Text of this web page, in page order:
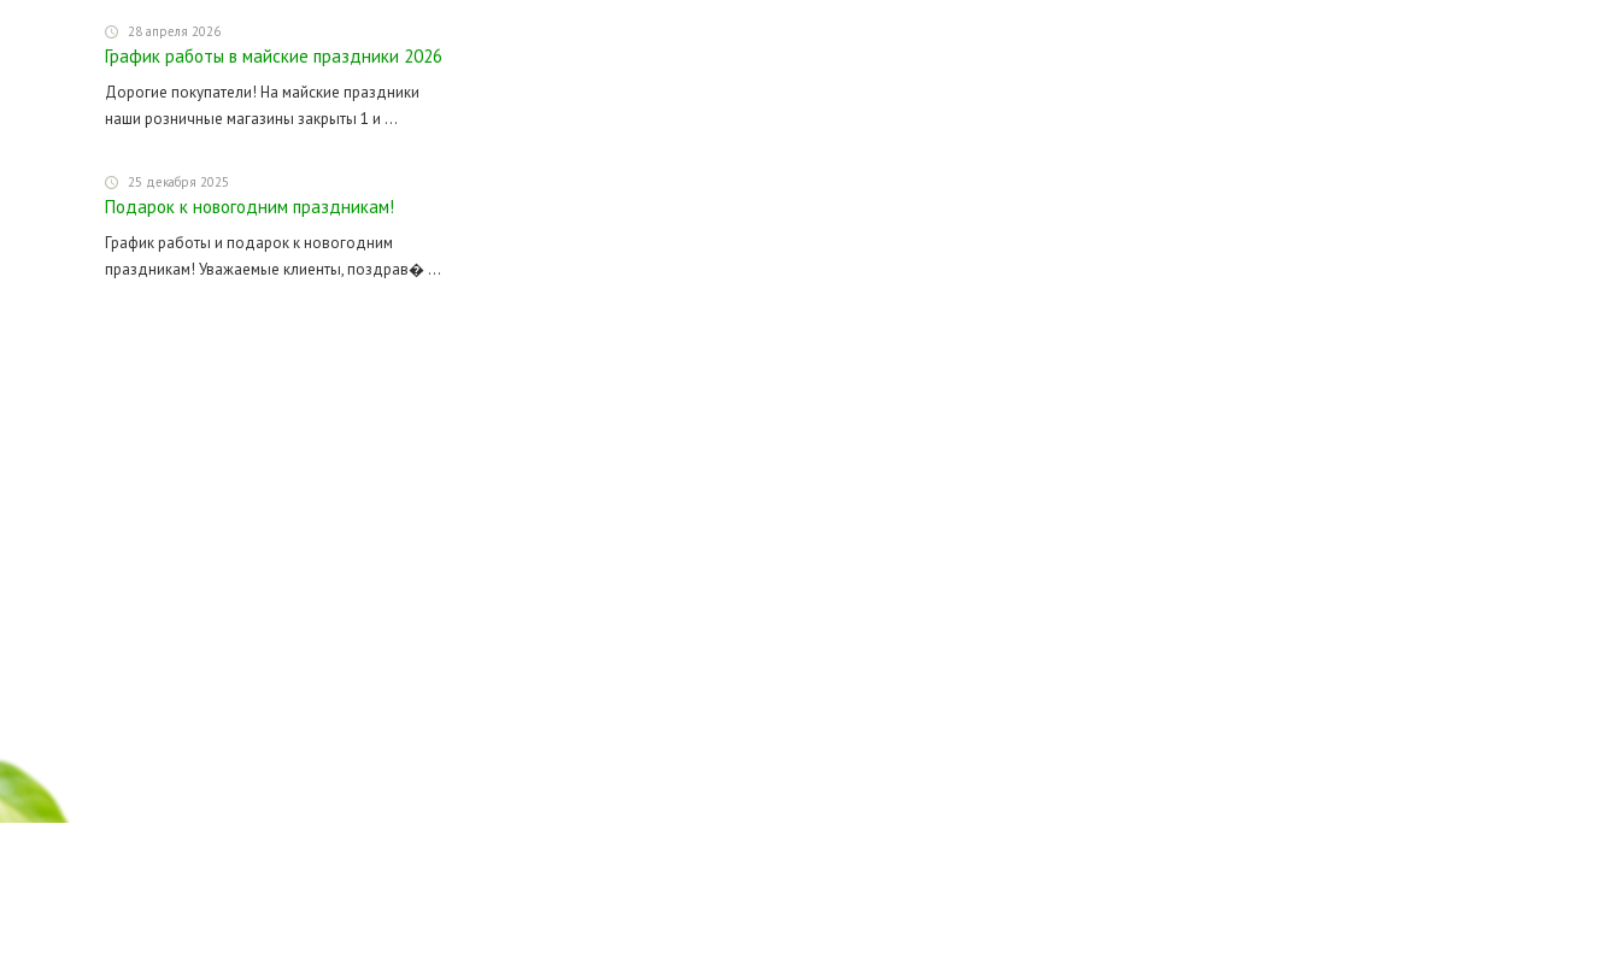
28 апреля 2026
График работы в майские праздники 2026
Дорогие покупатели! На майские праздники
наши розничные магазины закрыты 1 и ...
25 декабря 2025
Подарок к новогодним праздникам!
График работы и подарок к новогодним
праздникам! Уважаемые клиенты, поздрав� ...